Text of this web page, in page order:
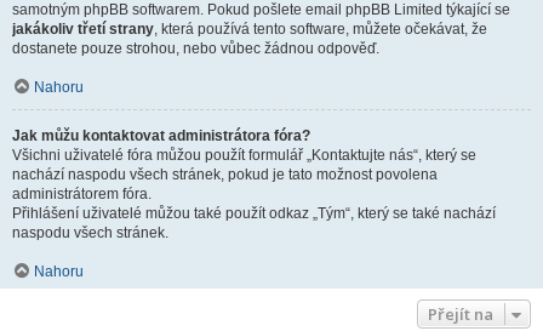
samotným phpBB softwarem. Pokud pošlete email phpBB Limited týkající se
jakákoliv třetí strany, která používá tento software, můžete očekávat, že
dostanete pouze strohou, nebo vůbec žádnou odpověď.
Nahoru
Jak můžu kontaktovat administrátora fóra?
Všichni uživatelé fóra můžou použít formulář „Kontaktujte nás“, který se
nachází naspodu všech stránek, pokud je tato možnost povolena
administrátorem fóra.
Přihlášení uživatelé můžou také použít odkaz „Tým“, který se také nachází
naspodu všech stránek.
Nahoru
Přejít na